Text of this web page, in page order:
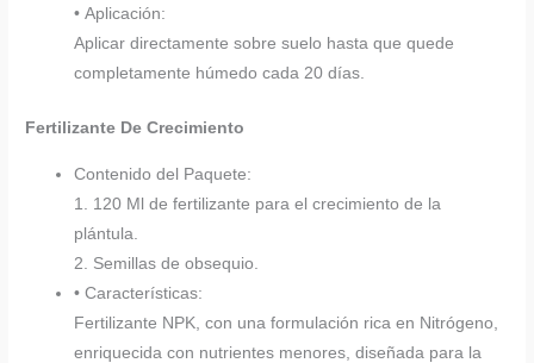
• Aplicación:
Aplicar directamente sobre suelo hasta que quede
completamente húmedo cada 20 días.
Fertilizante De Crecimiento
Contenido del Paquete:
1. 120 Ml de fertilizante para el crecimiento de la
plántula.
2. Semillas de obsequio.
• Características:
Fertilizante NPK, con una formulación rica en Nitrógeno,
enriquecida con nutrientes menores, diseñada para la